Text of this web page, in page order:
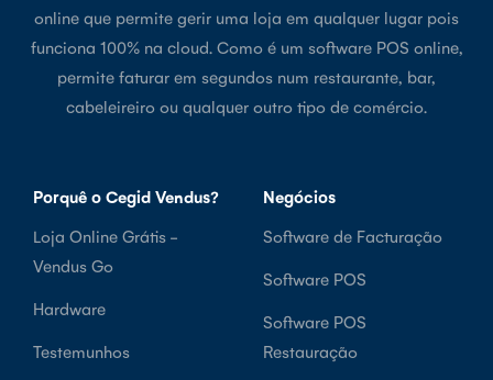
online que permite gerir uma loja em qualquer lugar pois
funciona 100% na cloud. Como é um software POS online,
permite faturar em segundos num restaurante, bar,
cabeleireiro ou qualquer outro tipo de comércio.
Porquê o Cegid Vendus?
Loja Online Grátis -
Vendus Go
Hardware
Testemunhos
Negócios
Software de Facturação
Software POS
Software POS
Restauração